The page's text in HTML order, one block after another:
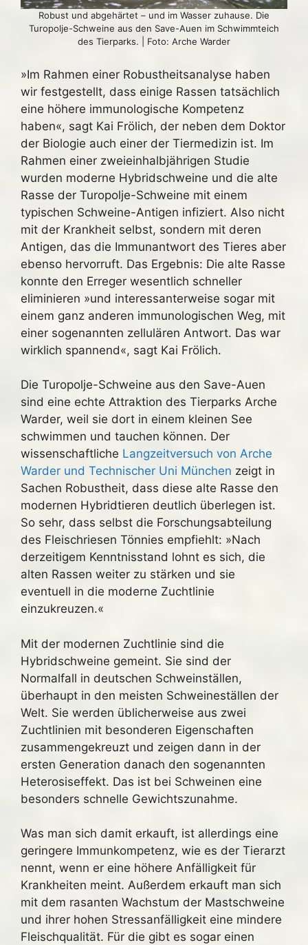
Robust und abgehärtet – und im Wasser zuhause. Die
Turopolje-Schweine aus den Save-Auen im Schwimmteich
des Tierparks. | Foto: Arche Warder
»Im Rahmen einer Robustheitsanalyse haben
wir festgestellt, dass einige Rassen tatsächlich
eine höhere immunologische Kompetenz
haben«, sagt Kai Frölich, der neben dem Doktor
der Biologie auch einer der Tiermedizin ist. Im
Rahmen einer zweieinhalbjährigen Studie
wurden moderne Hybridschweine und die alte
Rasse der Turopolje-Schweine mit einem
typischen Schweine-Antigen infiziert. Also nicht
mit der Krankheit selbst, sondern mit deren
Antigen, das die Immunantwort des Tieres aber
ebenso hervorruft. Das Ergebnis: Die alte Rasse
konnte den Erreger wesentlich schneller
eliminieren »und interessanterweise sogar mit
einem ganz anderen immunologischen Weg, mit
einer sogenannten zellulären Antwort. Das war
wirklich spannend«, sagt Kai Frölich.
Die Turopolje-Schweine aus den Save-Auen
sind eine echte Attraktion des Tierparks Arche
Warder, weil sie dort in einem kleinen See
schwimmen und tauchen können. Der
wissenschaftliche Langzeitversuch von Arche
Warder und Technischer Uni München zeigt in
Sachen Robustheit, dass diese alte Rasse den
modernen Hybridtieren deutlich überlegen ist.
So sehr, dass selbst die Forschungsabteilung
des Fleischriesen Tönnies empfiehlt: »Nach
derzeitigem Kenntnisstand lohnt es sich, die
alten Rassen weiter zu stärken und sie
eventuell in die moderne Zuchtlinie
einzukreuzen.«
Mit der modernen Zuchtlinie sind die
Hybridschweine gemeint. Sie sind der
Normalfall in deutschen Schweinställen,
überhaupt in den meisten Schweineställen der
Welt. Sie werden üblicherweise aus zwei
Zuchtlinien mit besonderen Eigenschaften
zusammengekreuzt und zeigen dann in der
ersten Generation danach den sogenannten
Heterosiseffekt. Das ist bei Schweinen eine
besonders schnelle Gewichtszunahme.
Was man sich damit erkauft, ist allerdings eine
geringere Immunkompetenz, wie es der Tierarzt
nennt, wenn er eine höhere Anfälligkeit für
Krankheiten meint. Außerdem erkauft man sich
mit dem rasanten Wachstum der Mastschweine
und ihrer hohen Stressanfälligkeit eine mindere
Fleischqualität. Für die gibt es sogar einen